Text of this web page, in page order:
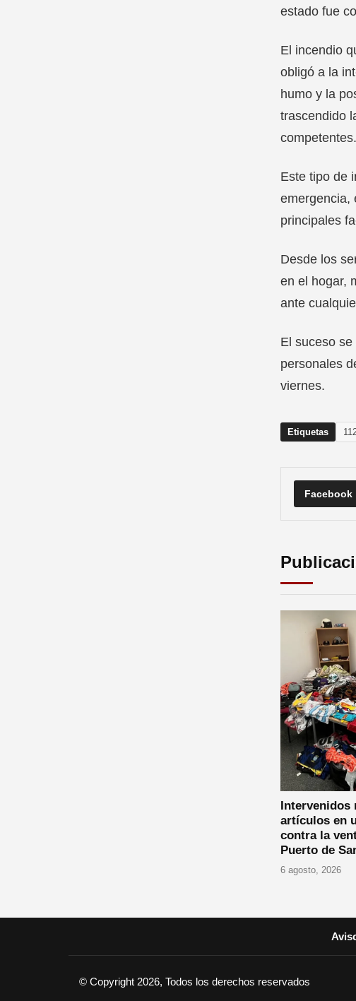
estado fue
El incendio
obligó a la
humo y la
trascendido
competentes.
Este tipo de
emergencia,
principales
Desde los
en el hogar,
ante
El suceso
personales
viernes.
Etiquetas
Facebook
Intervenidos
artículos en
contra la
Puerto de
6 agosto, 2026
© Copyright 2026, Todos los derechos reservados